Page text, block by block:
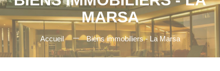
MARSA
Accueil Biens immobiliers - La Marsa